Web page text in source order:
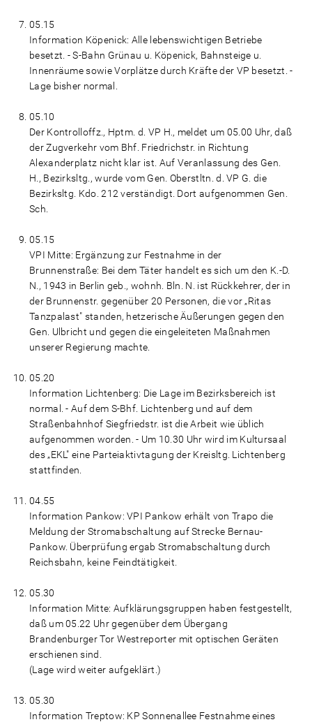
05.15
Information Köpenick: Alle lebenswichtigen Betriebe
besetzt. - S-Bahn Grünau u. Köpenick, Bahnsteige u.
Innenräume sowie Vorplätze durch Kräfte der VP besetzt. -
Lage bisher normal.
05.10
Der Kontrolloffz., Hptm. d. VP H., meldet um 05.00 Uhr, daß
der Zugverkehr vom Bhf. Friedrichstr. in Richtung
Alexanderplatz nicht klar ist. Auf Veranlassung des Gen.
H., Bezirksltg., wurde vom Gen. Oberstltn. d. VP G. die
Bezirksltg. Kdo. 212 verständigt. Dort aufgenommen Gen.
Sch.
05.15
VPI Mitte: Ergänzung zur Festnahme in der
Brunnenstraße: Bei dem Täter handelt es sich um den K.-D.
N., 1943 in Berlin geb., wohnh. Bln. N. ist Rückkehrer, der in
der Brunnenstr. gegenüber 20 Personen, die vor „Ritas
Tanzpalast" standen, hetzerische Äußerungen gegen den
Gen. Ulbricht und gegen die eingeleiteten Maßnahmen
unserer Regierung machte.
05.20
Information Lichtenberg: Die Lage im Bezirksbereich ist
normal. - Auf dem S-Bhf. Lichtenberg und auf dem
Straßenbahnhof Siegfriedstr. ist die Arbeit wie üblich
aufgenommen worden. - Um 10.30 Uhr wird im Kultursaal
des „EKL" eine Parteiaktivtagung der Kreisltg. Lichtenberg
stattfinden.
04.55
Information Pankow: VPI Pankow erhält von Trapo die
Meldung der Stromabschaltung auf Strecke Bernau-
Pankow. Überprüfung ergab Stromabschaltung durch
Reichsbahn, keine Feindtätigkeit.
05.30
Information Mitte: Aufklärungsgruppen haben festgestellt,
daß um 05.22 Uhr gegenüber dem Übergang
Brandenburger Tor Westreporter mit optischen Geräten
erschienen sind.
(Lage wird weiter aufgeklärt.)
05.30
Information Treptow: KP Sonnenallee Festnahme eines